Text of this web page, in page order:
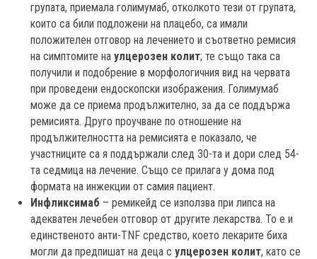
групата, приемала голимумаб, отколкото тези от групата,
които са били подложени на плацебо, са имали
положителен отговор на лечението и съответно ремисия
на симптомите на улцерозен колит; те също така са
получили и подобрение в морфологичния вид на червата
при проведени ендоскопски изображения. Голимумаб
може да се приема продължително, за да се поддържа
ремисията. Друго проучване по отношение на
продължителността на ремисията е показало, че
участниците са я поддържали след 30-та и дори след 54-
та седмица на лечение. Също се прилага у дома под
формата на инжекции от самия пациент.
Инфликсимаб – ремикейд се използва при липса на
адекватен лечебен отговор от другите лекарства. То е и
единственото анти-TNF средство, което лекарите биха
могли да предпишат на деца с улцерозен колит, като се